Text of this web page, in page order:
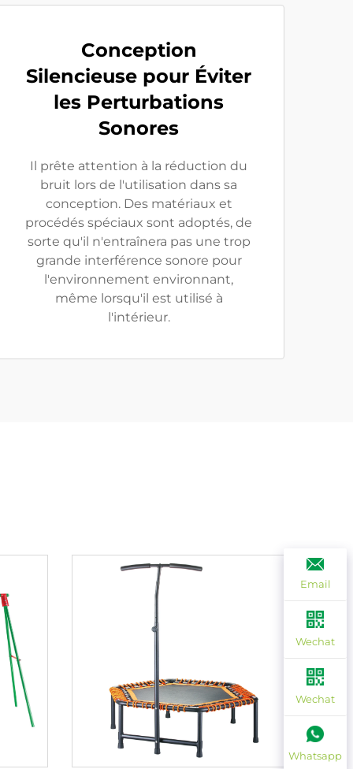
Conception
Silencieuse pour Éviter
les Perturbations
Sonores
Il prête attention à la réduction du
bruit lors de l'utilisation dans sa
conception. Des matériaux et
procédés spéciaux sont adoptés, de
sorte qu'il n'entraînera pas une trop
grande interférence sonore pour
l'environnement environnant,
même lorsqu'il est utilisé à
l'intérieur.
Email
Wechat
Wechat
Whatsapp